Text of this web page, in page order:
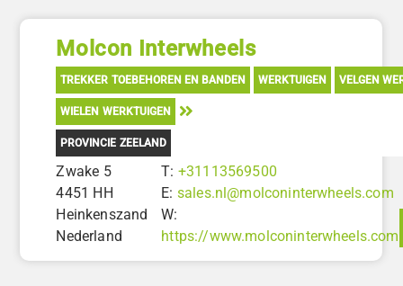
Molcon Interwheels
TREKKER TOEBEHOREN EN BANDEN WERKTUIGEN VELGEN
WIELEN WERKTUIGEN
PROVINCIE ZEELAND
Zwake 5
4451 HH
Heinkenszand
Nederland
T: +31113569500
E: sales.nl@molconinterwheels.com
W:
https://www.molconinterwheels.com